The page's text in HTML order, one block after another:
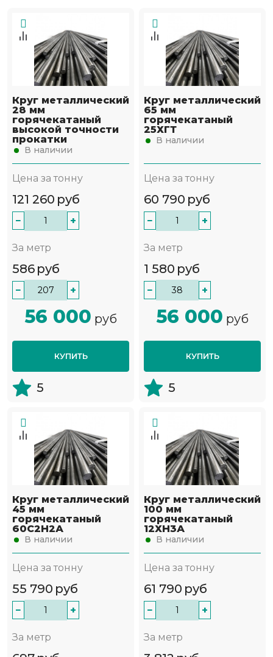
Круг металлический
28 мм
горячекатаный
высокой точности
прокатки
В наличии
Цена за тонну
121 260 руб
− +
За метр
586 руб
− +
56 000 руб
КУПИТЬ
5
Круг металлический
65 мм
горячекатаный
25ХГТ
В наличии
Цена за тонну
60 790 руб
− +
За метр
1 580 руб
− +
56 000 руб
КУПИТЬ
5
Круг металлический
45 мм
горячекатаный
60С2Н2А
В наличии
Цена за тонну
55 790 руб
− +
За метр
Круг металлический
100 мм
горячекатаный
12ХН3А
В наличии
Цена за тонну
61 790 руб
− +
За метр